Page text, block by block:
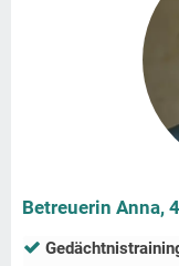
Betreuerin Anna,